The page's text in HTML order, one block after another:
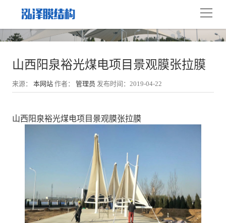
山西阳泉裕光煤电项目景观膜张拉膜
来源： 本网站 作者： 管理员 发布时间：2019-04-22
山西阳泉裕光煤电项目景观膜张拉膜